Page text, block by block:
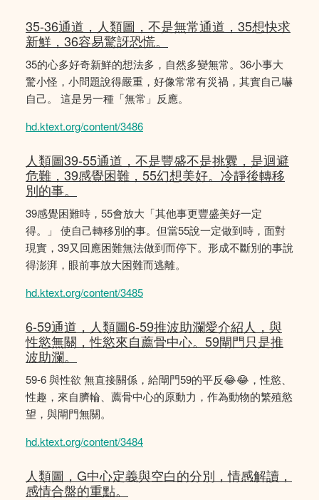
35-36通道，人類圖，不是無常通道，35想快求
新鮮，36容易驚訝恐慌。
35的心多好奇新鮮的想法多，自然多變無常。36小事大
驚小怪，小問題說得嚴重，好像常常有災禍，其實自己嚇
自己。 這是另一種「無常」反應。
hd.ktext.org/content/3486
人類圖39-55通道，不是豐盛不是挑釁，是迴避
危難，39感覺困難，55幻想美好。冷靜後轉移
別的事。
39感覺困難時，55會放大「其他事更豐盛美好一定
得。」 使自己轉移別的事。但當55說一定做到時，面對
現實，39又回應困難無法做到而停下。形成不斷別的事說
得澎湃，眼前事放大困難而逃離。
hd.ktext.org/content/3485
6-59通道，人類圖6-59推波助瀾愛介紹人，與
性慾無關，性慾來自薦骨中心。59閘門只是推
波助瀾。
59-6 與性欲 無直接關係，給閘門59的平反😂😂，性慾、
性趣，來自臍輪、薦骨中心的原動力，作為動物的繁殖慾
望，與閘門無關。
hd.ktext.org/content/3484
人類圖，G中心定義與空白的分別，情感解讀，
感情合盤的重點。